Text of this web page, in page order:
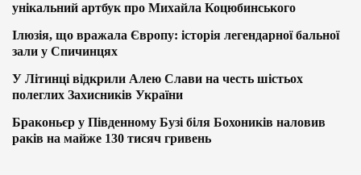
унікальний артбук про Михайла Коцюбинського
Ілюзія, що вражала Європу: історія легендарної бальної
зали у Спичинцях
У Літинці відкрили Алею Слави на честь шістьох
полеглих Захисників України
Браконьєр у Південному Бузі біля Бохоників наловив
раків на майже 130 тисяч гривень